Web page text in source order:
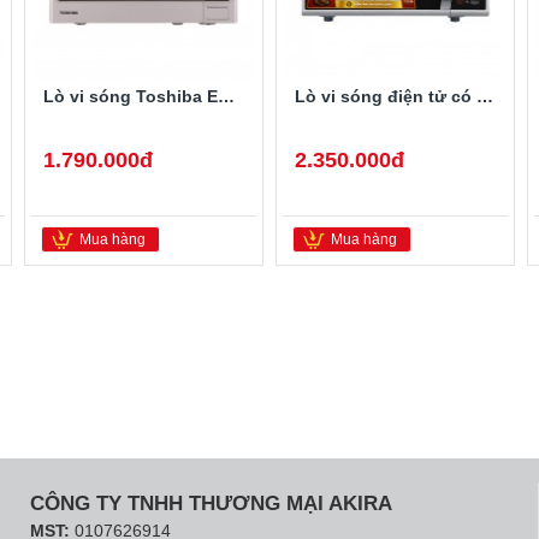
Lò vi sóng Toshiba ER-SGS20
1.790.000đ
Mua hàng
Lò vi sóng điện tử có nướng Toshiba ER-SGS23(S1)VN
2.350.000đ
Mua hàng
CÔNG TY TNHH THƯƠNG MẠI AKIRA
MST: 0107626914